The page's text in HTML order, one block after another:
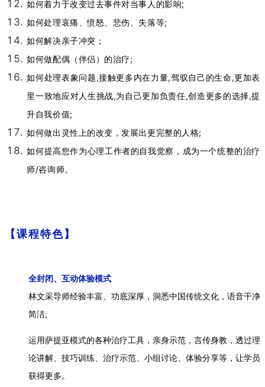
如何着力于改变过去事件对当事人的影响;
如何处理哀痛、愤怒、悲伤、失落等;
如何解决亲子冲突；
如何做配偶（伴侣）的治疗;
如何处理表象问题,接触更多内在力量,驾驭自己的生命,更加表
里一致地应对人生挑战,为自己更加负责任,创造更多的选择,提
升自我价值;
如何做出灵性上的改变，发展出更完整的人格;
如何提高您作为心理工作者的自我觉察，成为一个统整的治疗
师/咨询师。
【课程特色】
全封闭、互动体验模式
林文采导师经验丰富、功底深厚，洞悉中国传统文化，语音干净
简洁;
运用萨提亚模式的各种治疗工具，亲身示范，言传身教，透过理
论讲解、技巧训练、治疗示范、小组讨论、体验分享等，让学员
获得更多。